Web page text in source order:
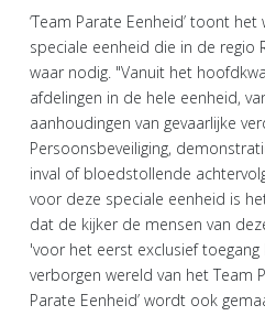
‘Team Parate Eenheid’ toont
speciale eenheid die in de
waar nodig. "Vanuit het
afdelingen in de hele eenheid,
aanhoudingen van gevaarlijke
Persoonsbeveiliging,
inval of bloedstollende
voor deze speciale eenheid is
dat de kijker de mensen van
'voor het eerst exclusief
verborgen wereld van het Team
Parate Eenheid’ wordt ook